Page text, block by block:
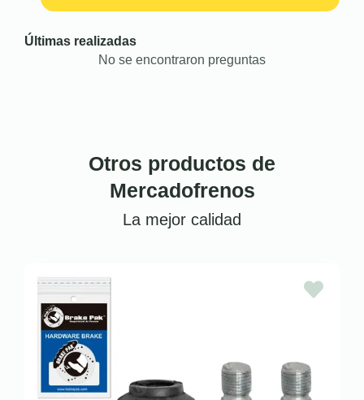
Últimas realizadas
No se encontraron preguntas
Otros productos de
Mercadofrenos
La mejor calidad